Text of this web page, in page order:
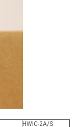
HWIC-2A/S